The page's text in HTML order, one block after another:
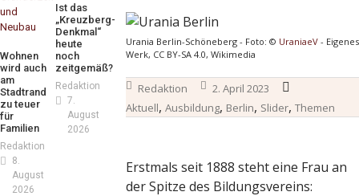
Urania Berlin-Schöneberg - Foto: © UraniaeV- Eigenes
Werk, CC BY-SA 4.0, Wikimedia
Redaktion
2. April 2023
Aktuell, Ausbildung, Berlin, Slider, Themen
Erstmals seit 1888 steht eine Frau an
der Spitze des Bildungsvereins:
Wohnen
wird auch
am
Stadtrand
zu teuer
für
Familien
Redaktion
8.
August
2026
Ist das
„Kreuzberg-
Denkmal“
heute
noch
zeitgemäß?
Redaktion
7.
August
2026